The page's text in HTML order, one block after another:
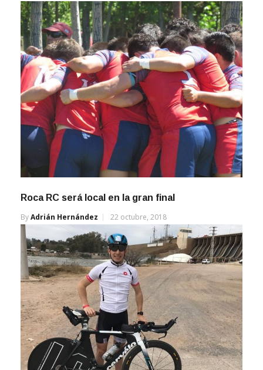
Roca RC será local en la gran final
ByAdrián Hernández 22 octubre, 2018